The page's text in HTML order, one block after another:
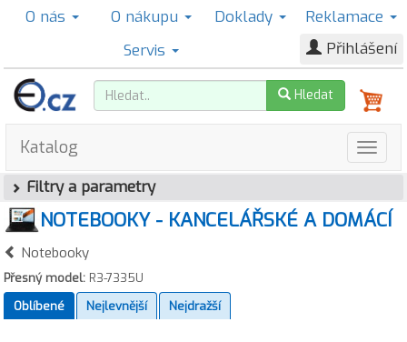
O nás O nákupu Doklady
Reklamace
Servis
Přihlášení
Hledat
Katalog
Filtry a parametry
NOTEBOOKY - KANCELÁŘSKÉ A DOMÁCÍ
Notebooky
Přesný model: R3-7335U
Oblíbené
Nejlevnější Nejdražší